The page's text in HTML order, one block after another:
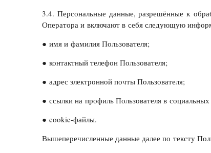
3.4. Персональные данные, разрешённые к
Оператора и включают в себя следующую
● имя и фамилия Пользователя;
● контактный телефон Пользователя;
● адрес электронной почты Пользователя;
● ссылки на профиль Пользователя в социальных
● cookie-файлы.
Вышеперечисленные данные далее по тексту